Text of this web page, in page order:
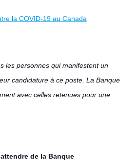
la COVID-19 au Canada
les personnes qui manifestent un
candidature à ce poste. La Banque
avec celles retenues pour une
de la Banque